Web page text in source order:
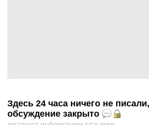
Здесь 24 часа ничего не
обсуждение закрыто